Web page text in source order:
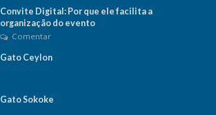
Convite Digital: Por que ele facilita a
organização do evento
Comentar
Gato Ceylon
Gato Sokoke